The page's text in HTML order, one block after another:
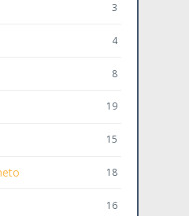
3
4
8
19
15
18
16